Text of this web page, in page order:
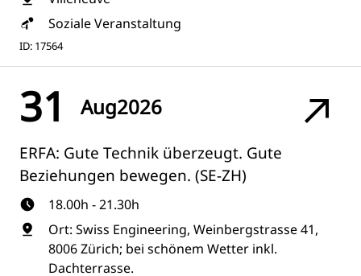
Soziale Veranstaltung
ID: 17564
31 Aug2026
ERFA: Gute Technik überzeugt. Gute
Beziehungen bewegen. (SE-ZH)
18.00h - 21.30h
Ort: Swiss Engineering, Weinbergstrasse 41,
8006 Zürich; bei schönem Wetter inkl.
Dachterrasse.